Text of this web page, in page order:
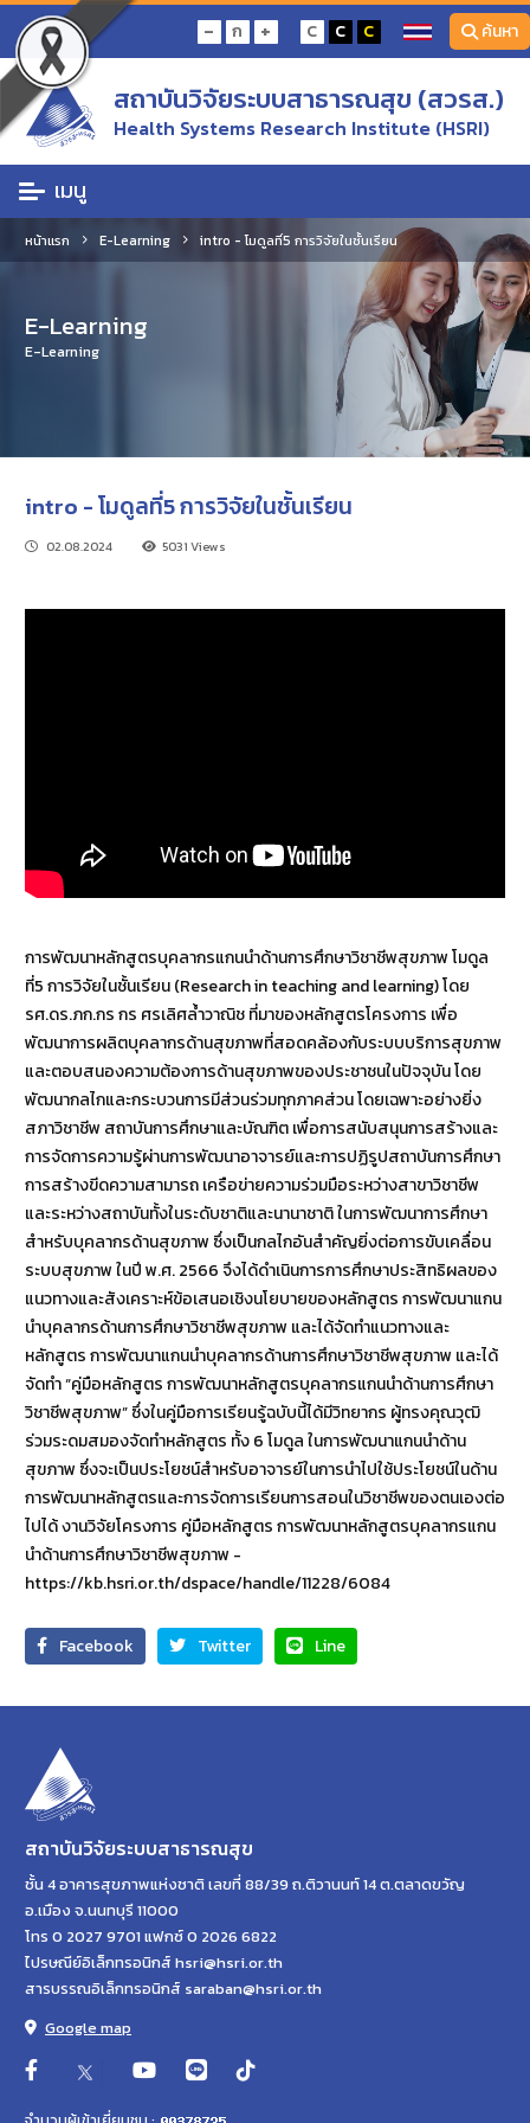
- ก + C C C ค้นหา
สถาบันวิจัยระบบสาธารณสุข (สวรส.)
Health Systems Research Institute (HSRI)
เมนู
หน้าแรก E-Learning intro - โมดูลที่5 การวิจัยในชั้นเรียน
E-Learning
E-Learning
intro - โมดูลที่5 การวิจัยในชั้นเรียน
02.08.2024 5031 Views
การพัฒนาหลักสูตรบุคลากรแกนนำด้านการศึกษาวิชาชีพสุขภาพ โมดูล
ที่5 การวิจัยในชั้นเรียน (Research in teaching and learning) โดย
รศ.ดร.ภก.กร กร ศรเลิศล้ำวาณิช ที่มาของหลักสูตรโครงการ เพื่อ
พัฒนาการผลิตบุคลากรด้านสุขภาพที่สอดคล้องกับระบบบริการสุขภาพ
และตอบสนองความต้องการด้านสุขภาพของประชาชนในปัจจุบัน โดย
พัฒนากลไกและกระบวนการมีส่วนร่วมทุกภาคส่วน โดยเฉพาะอย่างยิ่ง
สภาวิชาชีพ สถาบันการศึกษาและบัณฑิต เพื่อการสนับสนุนการสร้างและ
การจัดการความรู้ผ่านการพัฒนาอาจารย์และการปฏิรูปสถาบันการศึกษา
การสร้างขีดความสามารถ เครือข่ายความร่วมมือระหว่างสาขาวิชาชีพ
และระหว่างสถาบันทั้งในระดับชาติและนานาชาติ ในการพัฒนาการศึกษา
สำหรับบุคลากรด้านสุขภาพ ซึ่งเป็นกลไกอันสำคัญยิ่งต่อการขับเคลื่อน
ระบบสุขภาพ ในปี พ.ศ. 2566 จึงได้ดำเนินการการศึกษาประสิทธิผลของ
แนวทางและสังเคราะห์ข้อเสนอเชิงนโยบายของหลักสูตร การพัฒนาแกน
นำบุคลากรด้านการศึกษาวิชาชีพสุขภาพ และได้จัดทำแนวทางและ
หลักสูตร การพัฒนาแกนนำบุคลากรด้านการศึกษาวิชาชีพสุขภาพ และได้
จัดทำ “คู่มือหลักสูตร การพัฒนาหลักสูตรบุคลากรแกนนำด้านการศึกษา
วิชาชีพสุขภาพ” ซึ่งในคู่มือการเรียนรู้ฉบับนี้ได้มีวิทยากร ผู้ทรงคุณวุฒิ
ร่วมระดมสมองจัดทำหลักสูตร ทั้ง 6 โมดูล ในการพัฒนาแกนนำด้าน
สุขภาพ ซึ่งจะเป็นประโยชน์สำหรับอาจารย์ในการนำไปใช้ประโยชน์ในด้าน
การพัฒนาหลักสูตรและการจัดการเรียนการสอนในวิชาชีพของตนเองต่อ
ไปได้ งานวิจัยโครงการ คู่มือหลักสูตร การพัฒนาหลักสูตรบุคลากรแกน
นำด้านการศึกษาวิชาชีพสุขภาพ -
https://kb.hsri.or.th/dspace/handle/11228/6084
Facebook Twitter Line
สถาบันวิจัยระบบสาธารณสุข
ชั้น 4 อาคารสุขภาพแห่งชาติ เลขที่ 88/39 ถ.ติวานนท์ 14 ต.ตลาดขวัญ
อ.เมือง จ.นนทบุรี 11000
โทร 0 2027 9701 แฟกซ์ 0 2026 6822
ไปรษณีย์อิเล็กทรอนิกส์ hsri@hsri.or.th
สารบรรณอิเล็กทรอนิกส์ saraban@hsri.or.th
Google map